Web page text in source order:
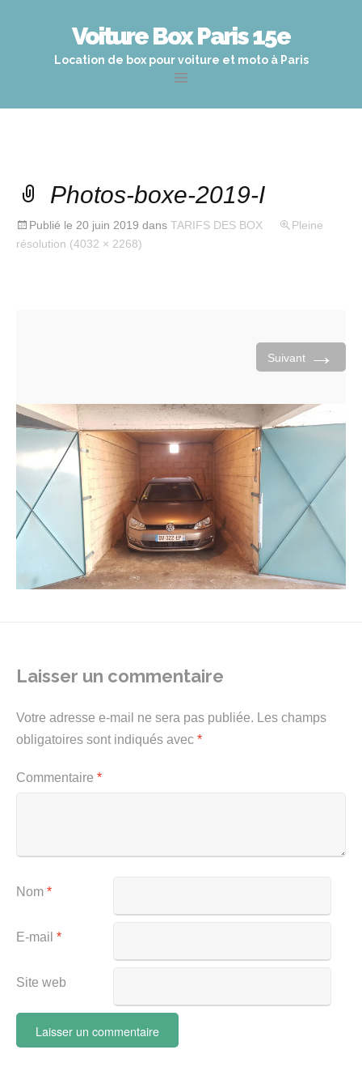
Voiture Box Paris 15e
Location de box pour voiture et moto à Paris
Photos-boxe-2019-I
Publié le 20 juin 2019 dans TARIFS DES BOX
Pleine
résolution (4032 × 2268)
Suivant →
Laisser un commentaire
Votre adresse e-mail ne sera pas publiée. Les champs
obligatoires sont indiqués avec *
Commentaire *
Nom *
E-mail *
Site web